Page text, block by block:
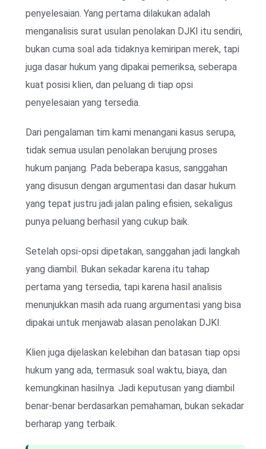
penyelesaian. Yang pertama dilakukan adalah
menganalisis surat usulan penolakan DJKI itu sendiri,
bukan cuma soal ada tidaknya kemiripan merek, tapi
juga dasar hukum yang dipakai pemeriksa, seberapa
kuat posisi klien, dan peluang di tiap opsi
penyelesaian yang tersedia.
Dari pengalaman tim kami menangani kasus serupa,
tidak semua usulan penolakan berujung proses
hukum panjang. Pada beberapa kasus, sanggahan
yang disusun dengan argumentasi dan dasar hukum
yang tepat justru jadi jalan paling efisien, sekaligus
punya peluang berhasil yang cukup baik.
Setelah opsi-opsi dipetakan, sanggahan jadi langkah
yang diambil. Bukan sekadar karena itu tahap
pertama yang tersedia, tapi karena hasil analisis
menunjukkan masih ada ruang argumentasi yang bisa
dipakai untuk menjawab alasan penolakan DJKI.
Klien juga dijelaskan kelebihan dan batasan tiap opsi
hukum yang ada, termasuk soal waktu, biaya, dan
kemungkinan hasilnya. Jadi keputusan yang diambil
benar-benar berdasarkan pemahaman, bukan sekadar
berharap yang terbaik.